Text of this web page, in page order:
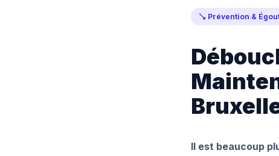
🪠 Prévention &
Il est beaucoup